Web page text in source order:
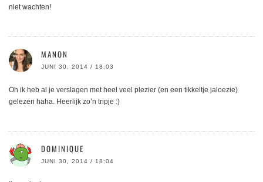
niet wachten!
MANON
JUNI 30, 2014 / 18:03
Oh ik heb al je verslagen met heel veel plezier (en een tikkeltje jaloezie)
gelezen haha. Heerlijk zo’n tripje :)
DOMINIQUE
JUNI 30, 2014 / 18:04